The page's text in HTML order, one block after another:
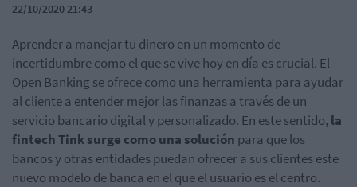
22/10/2020 21:43
Aprender a manejar tu dinero en un momento de
incertidumbre como el que se vive hoy en día es crucial. El
Open Banking se ofrece como una herramienta para ayudar
al cliente a entender mejor las finanzas a través de un
servicio bancario digital y personalizado. En este sentido, la
fintech Tink surge como una solución para que los
bancos y otras entidades puedan ofrecer a sus clientes este
nuevo modelo de banca en el que el usuario es el centro.